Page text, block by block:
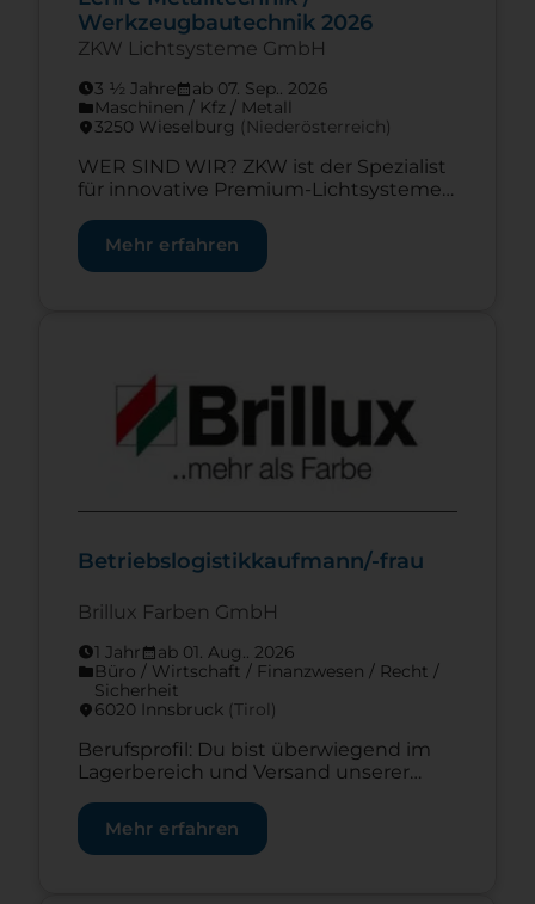
Werkzeugbautechnik 2026
ZKW Lichtsysteme GmbH
schedule3 ½ Jahrecalendar_monthab 07. Sep.. 2026
folderMaschinen / Kfz / Metall
location_on3250 Wieselburg (Nieder­österreich)
WER SIND WIR? ZKW ist der Spezialist
für innovative Premium-Lichtsysteme
ZKW ein weltweit präsenter Partner der
Automobilindustrie. Der Konzern
entwickelt und produziert
Fertigungstechnologien komplexe
Premium-Beleuchtungen und
Elektronikmodule für internationale
Automobilhersteller. WAS SIND DEINE
AUFGABEN? mechanische Teile
bearbeiten, mechanische Baugruppen
[…]
Mehr erfahren
Betriebslogistikkaufmann/-frau
Brillux Farben GmbH
schedule1 Jahrcalendar_monthab 01. Aug.. 2026
folderBüro / Wirtschaft / Finanzwesen / Recht /
Sicherheit
location_on6020 Innsbruck (Tirol)
Berufsprofil: Du bist überwiegend im
Lagerbereich und Versand unserer
Tätigkeiten umfassen den gesamten
Warenumschlag von der Einlagerung
Mehr erfahren